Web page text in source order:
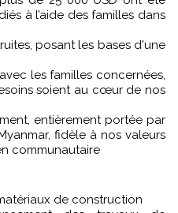
à l’aide des familles dans
posant les bases d'une
les familles concernées,
soient au cœur de nos
entièrement portée par
fidèle à nos valeurs
communautaire
de construction